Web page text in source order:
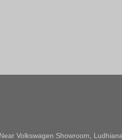
Volkswagen Showroom, Ludhiana,